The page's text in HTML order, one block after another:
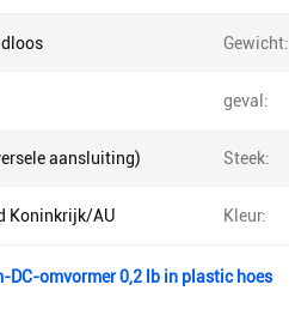
Gewicht:
geval:
aansluiting) Steek:
Koninkrijk/AU Kleur:
omvormer 0,2 lb in plastic hoes